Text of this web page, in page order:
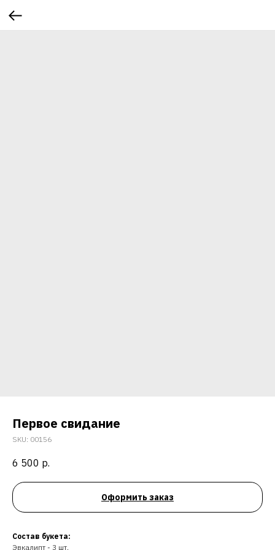
Первое свидание
SKU: 00156
6 500 р.
Оформить заказ
Состав букета:
Эвкалипт - 3 шт.